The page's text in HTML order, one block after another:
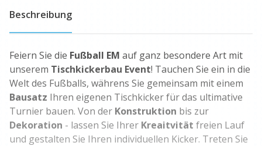
Beschreibung
Feiern Sie die Fußball EM auf ganz besondere Art mit
unserem Tischkickerbau Event! Tauchen Sie ein in die
Welt des Fußballs, währens Sie gemeinsam mit einem
Bausatz Ihren eigenen Tischkicker für das ultimative
Turnier bauen. Von der Konstruktion bis zur
Dekoration - lassen Sie Ihrer Kreaitvität freien Lauf
und gestalten Sie Ihren individuellen Kicker. Treten Sie